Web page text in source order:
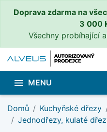
Doprava zdarma na
3 000
Všechny probíhající
 MENU
Domů Kuchyňské dřezy
Jednodřezy, kulaté